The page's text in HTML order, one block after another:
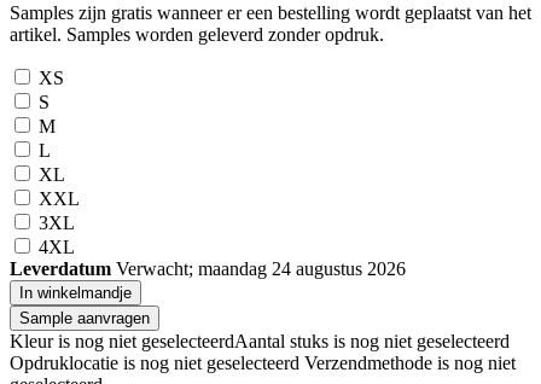
Samples zijn gratis wanneer er een bestelling wordt geplaatst van het
artikel. Samples worden geleverd zonder opdruk.
XS
S
M
L
XL
XXL
3XL
4XL
Leverdatum Verwacht; maandag 24 augustus 2026
In winkelmandje
Sample aanvragen
Kleur is nog niet geselecteerdAantal stuks is nog niet geselecteerd
Opdruklocatie is nog niet geselecteerd Verzendmethode is nog niet